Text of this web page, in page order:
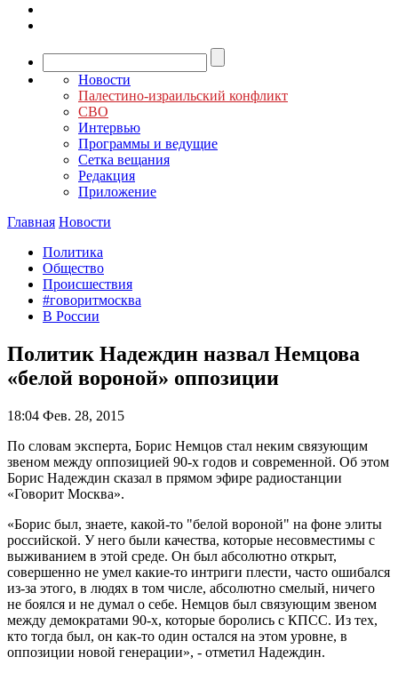
Новости
Палестино-израильский конфликт
СВО
Интервью
Программы и ведущие
Сетка вещания
Редакция
Приложение
Главная Новости
Политика
Общество
Происшествия
#говоритмосква
В России
Политик Надеждин назвал Немцова
«белой вороной» оппозиции
18:04 Фев. 28, 2015
По словам эксперта, Борис Немцов стал неким связующим
звеном между оппозицией 90-х годов и современной. Об этом
Борис Надеждин сказал в прямом эфире радиостанции
«Говорит Москва».
«Борис был, знаете, какой-то "белой вороной" на фоне элиты
российской. У него были качества, которые несовместимы с
выживанием в этой среде. Он был абсолютно открыт,
совершенно не умел какие-то интриги плести, часто ошибался
из-за этого, в людях в том числе, абсолютно смелый, ничего
не боялся и не думал о себе. Немцов был связующим звеном
между демократами 90-х, которые боролись с КПСС. Из тех,
кто тогда был, он как-то один остался на этом уровне, в
оппозиции новой генерации», - отметил Надеждин.